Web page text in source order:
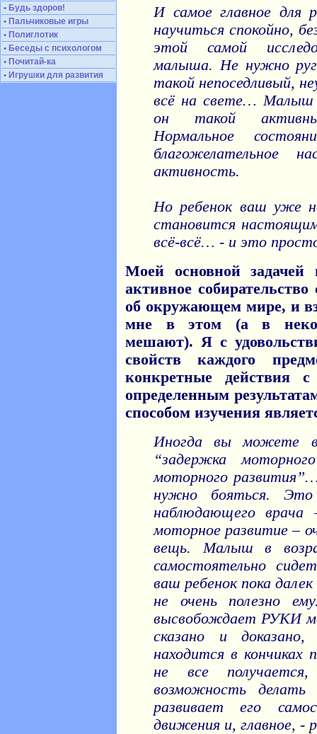
• Будь здоров!
• Пальчиковые игры
• Полиглотик
• Беседы с психологом
• Почитай-ка
• Игрушки для развития
И самое главное для
научиться спокойно,
этой самой
малыша. Не нужно
такой непоседливый,
всё на свете… Малыш
он такой
Нормальное
благожелательное
активность.
Но ребенок ваш уже
становится
всё-всё… - и это
Моей основной задачей
активное
об окружающем мире, и
мне в этом (а в
мешают). Я с
свойств каждого
конкретные действия
определенным
способом изучения
Иногда вы можете
“задержка
моторного
нужно бояться.
наблюдающего
моторное развитие –
вещь. Малыш в
самостоятельно
ваш ребенок пока
не очень полезно
высвобождает РУКИ
сказано и
находится в кончиках
не все
возможность
развивает его
движения и, главное, -